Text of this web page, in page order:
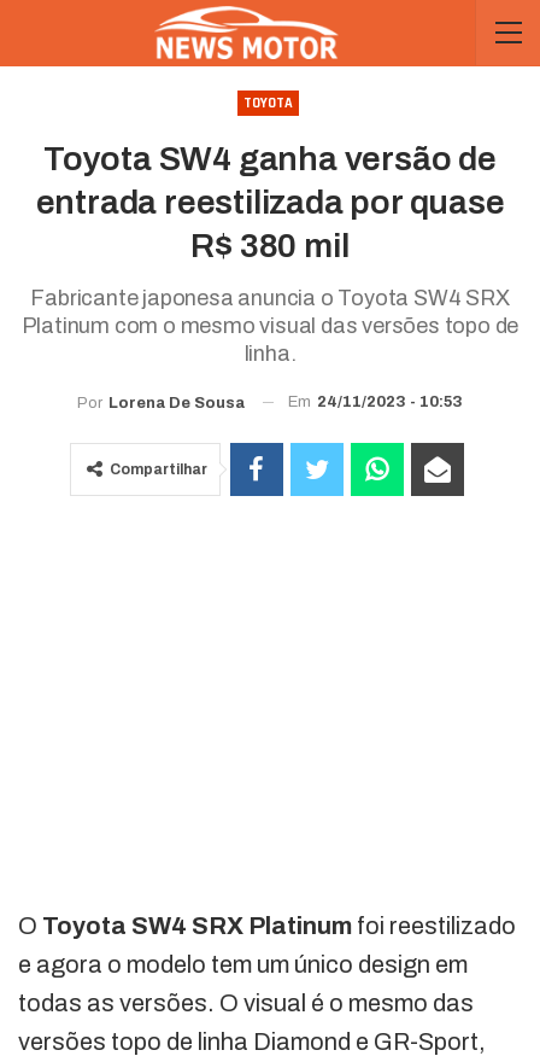
TOYOTA
Toyota SW4 ganha versão de
entrada reestilizada por quase
R$ 380 mil
Fabricante japonesa anuncia o Toyota SW4 SRX
Platinum com o mesmo visual das versões topo de
linha.
Por Lorena De Sousa Em 24/11/2023 - 10:53
Compartilhar
O Toyota SW4 SRX Platinum foi reestilizado
e agora o modelo tem um único design em
todas as versões. O visual é o mesmo das
versões topo de linha Diamond e GR-Sport,